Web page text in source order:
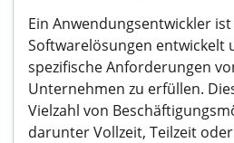
Ein Anwendungsentwickler
Softwarelösungen entwickelt
spezifische Anforderungen
Unternehmen zu erfüllen.
Vielzahl von
darunter Vollzeit, Teilzeit